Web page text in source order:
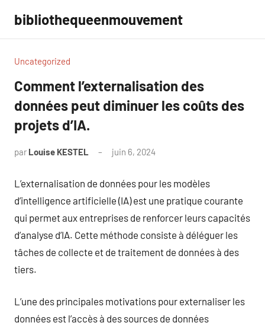
contenu
bibliothequeenmouvement
Uncategorized
Comment l’externalisation des
données peut diminuer les coûts des
projets d’IA.
par Louise KESTEL juin 6, 2024
L’externalisation de données pour les modèles
d’intelligence artificielle (IA) est une pratique courante
qui permet aux entreprises de renforcer leurs capacités
d’analyse d’IA. Cette méthode consiste à déléguer les
tâches de collecte et de traitement de données à des
tiers.
L’une des principales motivations pour externaliser les
données est l’accès à des sources de données